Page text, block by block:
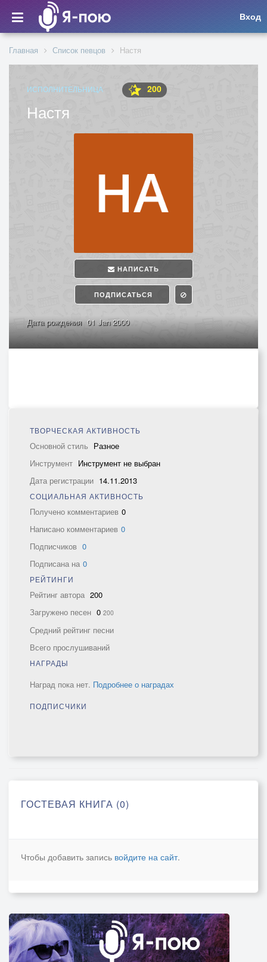
Вход
Главная Список певцов Настя
ИСПОЛНИТЕЛЬНИЦА 200
Настя
НАПИСАТЬ
ПОДПИСАТЬСЯ
Дата рождения 01 Jan 2000
ТВОРЧЕСКАЯ АКТИВНОСТЬ
Основной стиль Разное
Инструмент Инструмент не выбран
Дата регистрации 14.11.2013
СОЦИАЛЬНАЯ АКТИВНОСТЬ
Получено комментариев 0
Написано комментариев 0
Подписчиков 0
Подписана на 0
РЕЙТИНГИ
Рейтинг автора 200
Загружено песен 0 200
Средний рейтинг песни
Всего прослушиваний
НАГРАДЫ
Наград пока нет. Подробнее о наградах
ПОДПИСЧИКИ
ГОСТЕВАЯ КНИГА (0)
Чтобы добавить запись войдите на сайт.